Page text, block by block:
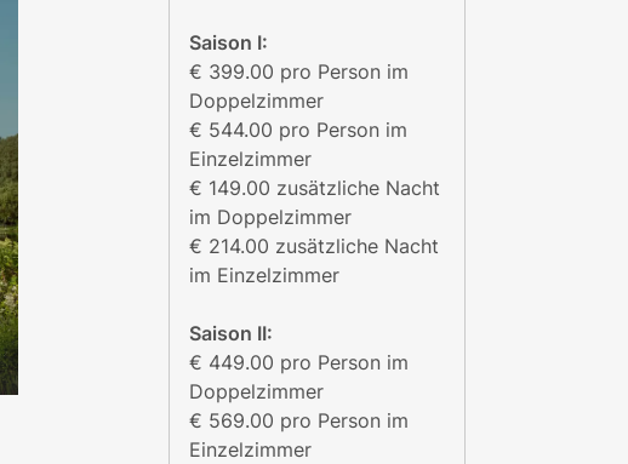
Saison I:
€ 399.00 pro Person im
Doppelzimmer
€ 544.00 pro Person im
Einzelzimmer
€ 149.00 zusätzliche Nacht
im Doppelzimmer
€ 214.00 zusätzliche Nacht
im Einzelzimmer
Saison II:
€ 449.00 pro Person im
Doppelzimmer
€ 569.00 pro Person im
Einzelzimmer